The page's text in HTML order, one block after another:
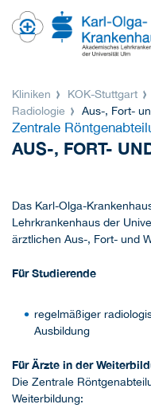
Kliniken KOK-Stuttgart
Radiologie
Aus-, Fort-
Zentrale
AUS-, FORT-
Das Karl-Olga-
Lehrkrankenhaus der
ärztlichen Aus-, Fort- und
Für Studierende
regelmäßiger
Ausbildung
Für Ärzte in der
Die Zentrale
Weiterbildung: